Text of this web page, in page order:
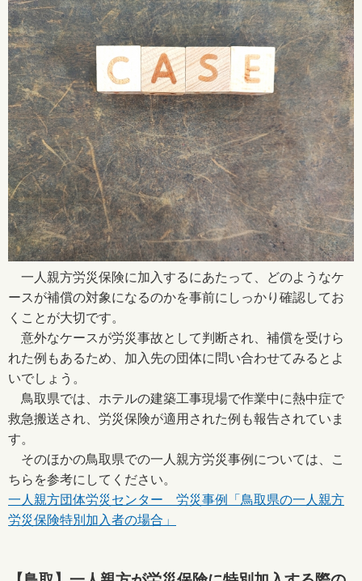
一人親方労災保険に加入するにあたって、どのようなケ
ースが補償の対象になるのかを事前にしっかり確認してお
くことが大切です。
意外なケースが労災事故として判断され、補償を受けら
れた例もあるため、加入先の団体に問い合わせてみるとよ
いでしょう。
鳥取県では、ホテルの建築工事現場で作業中に熱中症で
救急搬送され、労災保険が適用された例も報告されていま
す。
そのほかの鳥取県での一人親方労災事例については、こ
ちらを参考にしてください。
一人親方団体労災センター 労災事例「鳥取県の一人親方
労災保険特別加入者の場合」